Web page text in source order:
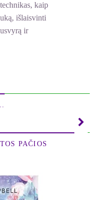
kaip
išlaisvinti
ir
ir efektyvus
PAČIOS